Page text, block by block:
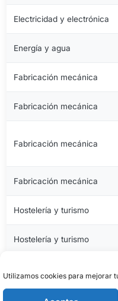
Utilizamos cookies para mejorar
Electricidad y electrónica
Energía y agua
Fabricación mecánica
Fabricación mecánica
Fabricación mecánica
Fabricación mecánica
Hostelería y turismo
Hostelería y turismo
Imagen personal